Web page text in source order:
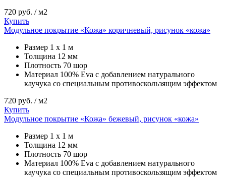
720 руб. / м2
Купить
Модульное покрытие «Кожа» коричневый, рисунок «кожа»
Размер 1 х 1 м
Толщина 12 мм
Плотность 70 шор
Материал 100% Eva с добавлением натурального
каучука со специальным противоскользящим эффектом
720 руб. / м2
Купить
Модульное покрытие «Кожа» бежевый, рисунок «кожа»
Размер 1 х 1 м
Толщина 12 мм
Плотность 70 шор
Материал 100% Eva с добавлением натурального
каучука со специальным противоскользящим эффектом